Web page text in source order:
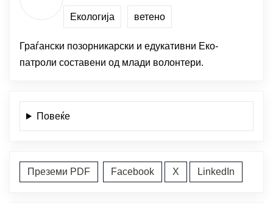
Екологија ветено
Граѓански позорникарски и едукативни Еко-
патроли составени од млади волонтери.
Повеќе
Преземи PDF Facebook X LinkedIn